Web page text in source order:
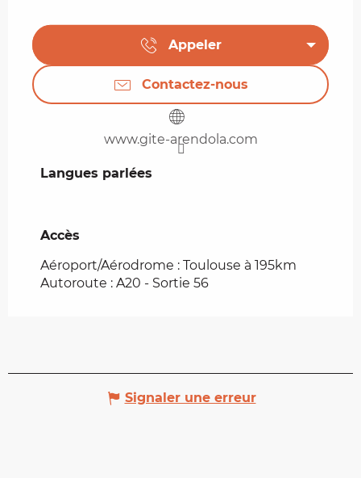
Appeler
Contactez-nous
www.gite-arendola.com
Langues parlées
Langues parlées
Accès
Accès
Aéroport/Aérodrome : Toulouse à 195km
Autoroute : A20 - Sortie 56
Signaler une erreur